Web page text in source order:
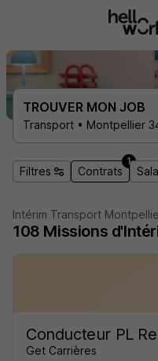
TROUVER MON JOB
Transport • Montpellier
Filtres Contrats
1
Intérim Transport
108 Missions
Conducteur PL
Get Carrières